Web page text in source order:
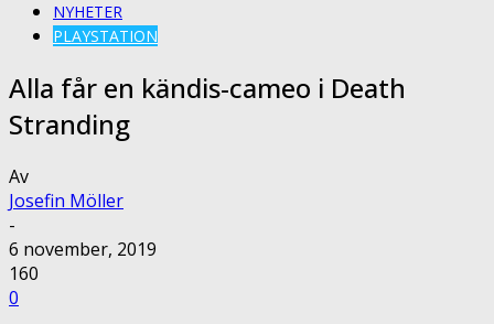
NYHETER
PLAYSTATION
Alla får en kändis-cameo i Death
Stranding
Av
Josefin Möller
-
6 november, 2019
160
0